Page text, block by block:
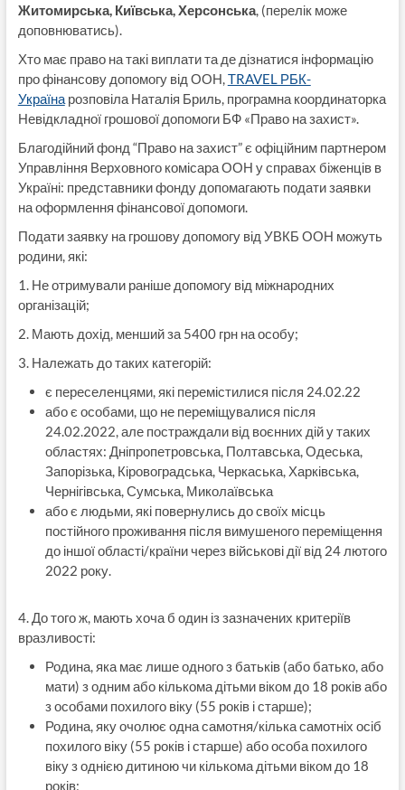
Житомирська, Київська, Херсонська, (перелік може
доповнюватись).
Хто має право на такі виплати та де дізнатися інформацію
про фінансову допомогу від ООН,TRAVEL РБК-
Українарозповіла Наталія Бриль, програмна координаторка
Невідкладної грошової допомоги БФ «Право на захист».
Благодійний фонд “Право на захист” є офіційним партнером
Управління Верховного комісара ООН у справах біженців в
Україні: представники фонду допомагають подати заявки
на оформлення фінансової допомоги.
Подати заявку на грошову допомогу від УВКБ ООН можуть
родини, які:
1. Не отримували раніше допомогу від міжнародних
організацій;
2. Мають дохід, менший за 5400 грн на особу;
3. Належать до таких категорій:
є переселенцями, які перемістилися після 24.02.22
або є особами, що не переміщувалися після
24.02.2022, але постраждали від воєнних дій у таких
областях: Дніпропетровська, Полтавська, Одеська,
Запорізька, Кіровоградська, Черкаська, Харківська,
Чернігівська, Сумська, Миколаївська
або є людьми, які повернулись до своїх місць
постійного проживання після вимушеного переміщення
до іншої області/країни через військові дії від 24 лютого
2022 року.
4. До того ж, мають хоча б один із зазначених критеріїв
вразливості:
Родина, яка має лише одного з батьків (або батько, або
мати) з одним або кількома дітьми віком до 18 років або
з особами похилого віку (55 років і старше);
Родина, яку очолює одна самотня/кілька самотніх осіб
похилого віку (55 років і старше) або особа похилого
віку з однією дитиною чи кількома дітьми віком до 18
років;